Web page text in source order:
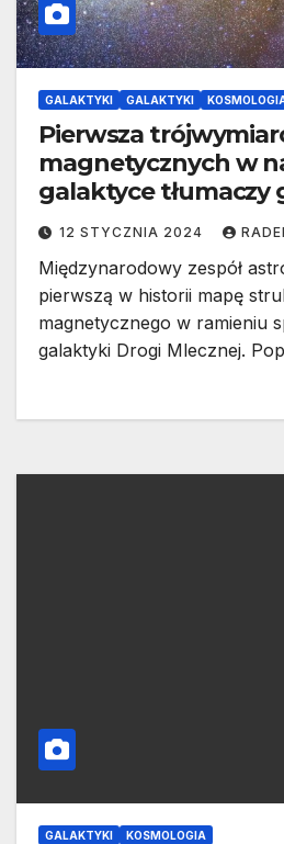
GALAKTYKI GALAKTYKI
Pierwsza
magnetycznych w
galaktyce tłumaczy
żłobki
12 STYCZNIA 2024
Międzynarodowy zespół
pierwszą w historii mapę
magnetycznego w ramieniu
galaktyki Drogi Mlecznej.
GALAKTYKI KOSMOLOGIA